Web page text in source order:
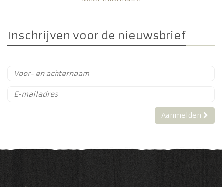
Inschrijven voor de nieuwsbrief
Aanmelden